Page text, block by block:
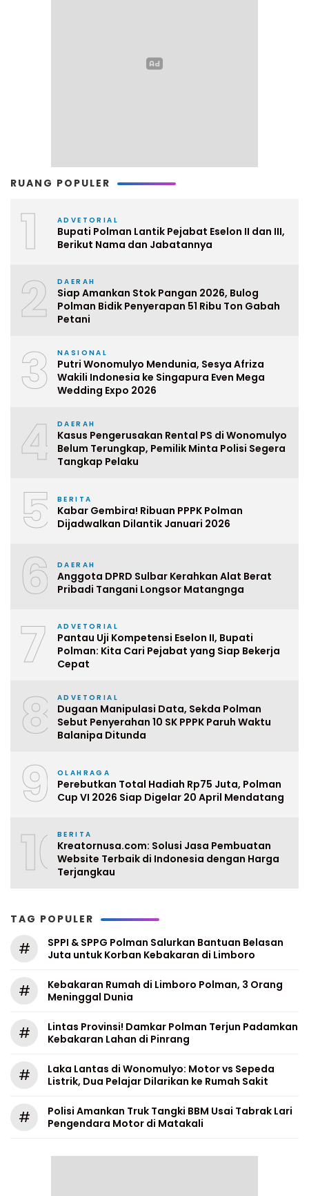
RUANG POPULER
1 ADVETORIAL
Bupati Polman Lantik Pejabat Eselon II dan III,
Berikut Nama dan Jabatannya
2 DAERAH
Siap Amankan Stok Pangan 2026, Bulog
Polman Bidik Penyerapan 51 Ribu Ton Gabah
Petani
3 NASIONAL
Putri Wonomulyo Mendunia, Sesya Afriza
Wakili Indonesia ke Singapura Even Mega
Wedding Expo 2026
4 DAERAH
Kasus Pengerusakan Rental PS di Wonomulyo
Belum Terungkap, Pemilik Minta Polisi Segera
Tangkap Pelaku
5 BERITA
Kabar Gembira! Ribuan PPPK Polman
Dijadwalkan Dilantik Januari 2026
6 DAERAH
Anggota DPRD Sulbar Kerahkan Alat Berat
Pribadi Tangani Longsor Matangnga
7 ADVETORIAL
Pantau Uji Kompetensi Eselon II, Bupati
Polman: Kita Cari Pejabat yang Siap Bekerja
Cepat
8 ADVETORIAL
Dugaan Manipulasi Data, Sekda Polman
Sebut Penyerahan 10 SK PPPK Paruh Waktu
Balanipa Ditunda
9 OLAHRAGA
Perebutkan Total Hadiah Rp75 Juta, Polman
Cup VI 2026 Siap Digelar 20 April Mendatang
10BERITA
Kreatornusa.com: Solusi Jasa Pembuatan
Website Terbaik di Indonesia dengan Harga
Terjangkau
TAG POPULER
#
SPPI & SPPG Polman Salurkan Bantuan Belasan
Juta untuk Korban Kebakaran di Limboro
#
Kebakaran Rumah di Limboro Polman, 3 Orang
Meninggal Dunia
#
Lintas Provinsi! Damkar Polman Terjun Padamkan
Kebakaran Lahan di Pinrang
#
Laka Lantas di Wonomulyo: Motor vs Sepeda
Listrik, Dua Pelajar Dilarikan ke Rumah Sakit
#
Polisi Amankan Truk Tangki BBM Usai Tabrak Lari
Pengendara Motor di Matakali